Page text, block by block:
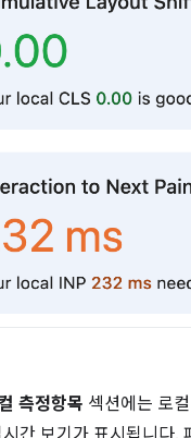
측정항목 섹션에는 로